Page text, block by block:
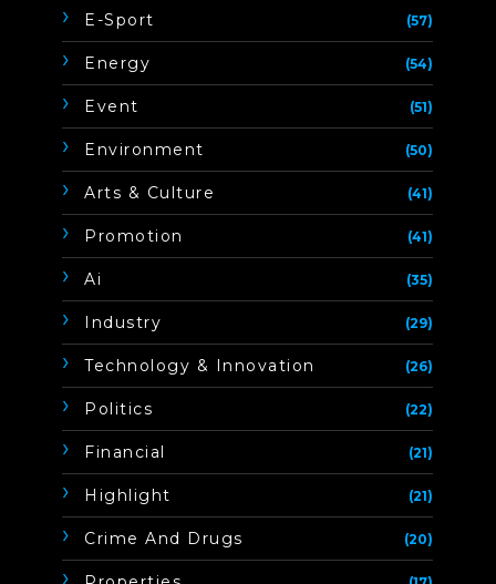
E-Sport (57)
Energy (54)
Event (51)
Environment (50)
Arts & Culture (41)
Promotion (41)
Ai (35)
Industry (29)
Technology & Innovation (26)
Politics (22)
Financial (21)
Highlight (21)
Crime And Drugs (20)